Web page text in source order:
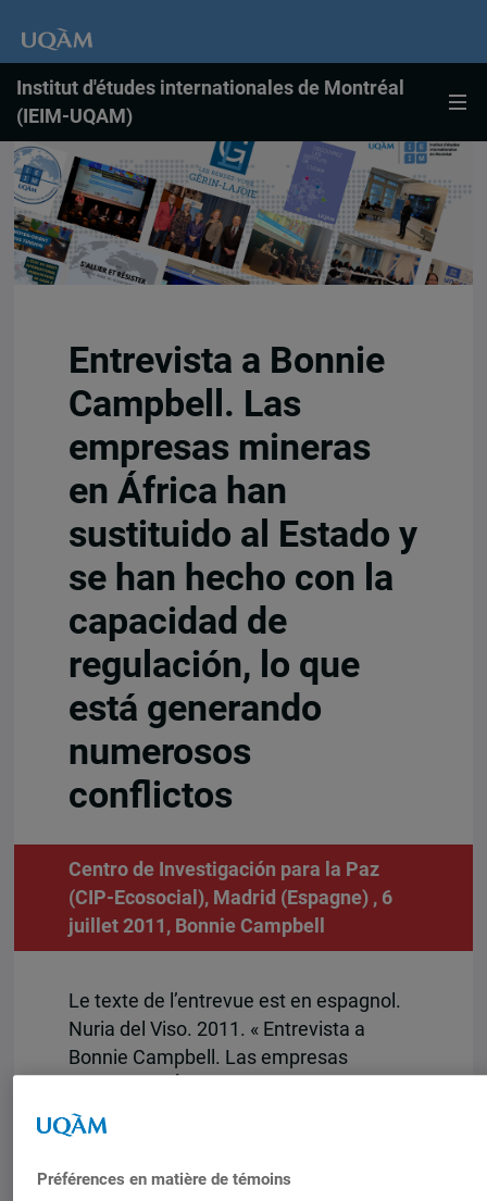
Institut d'études internationales de Montréal
(IEIM-UQAM)
Entrevista a Bonnie
Campbell. Las
empresas mineras
en África han
sustituido al Estado y
se han hecho con la
capacidad de
regulación, lo que
está generando
numerosos
conflictos
Centro de Investigación para la Paz
(CIP-Ecosocial), Madrid (Espagne) , 6
juillet 2011, Bonnie Campbell
Le texte de l’entrevue est en espagnol.
Nuria del Viso. 2011. « Entrevista a
Bonnie Campbell. Las empresas
Estado y se han hecho con la capacidad
de regulación, lo que está generando
numerosos conflictos », Boletín ECOS,
Préférences en matière de témoins